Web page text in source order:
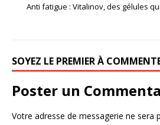
Anti fatigue : Vitalinov, des gélules
SOYEZ LE PREMIER À
Poster un
Votre adresse de messagerie ne sera